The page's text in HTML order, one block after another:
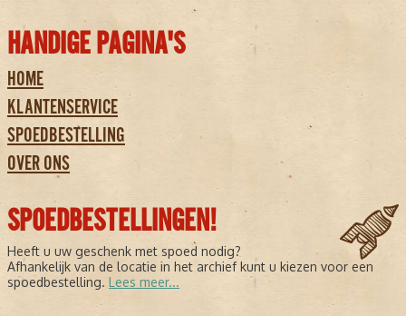
HANDIGE PAGINA'S
HOME
KLANTENSERVICE
SPOEDBESTELLING
OVER ONS
SPOEDBESTELLINGEN!
Heeft u uw geschenk met spoed nodig?
Afhankelijk van de locatie in het archief kunt u kiezen voor een
spoedbestelling. Lees meer...